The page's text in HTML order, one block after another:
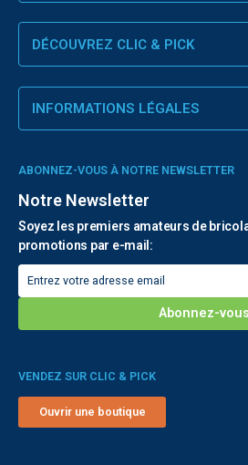
DÉCOUVREZ CLIC & PICK
INFORMATIONS LÉGALES
ABONNEZ-VOUS À NOTRE NEWSLETTER
Notre Newsletter
Soyez les premiers amateurs de
promotions par e-mail:
VENDEZ SUR CLIC & PICK
Ouvrir une boutique